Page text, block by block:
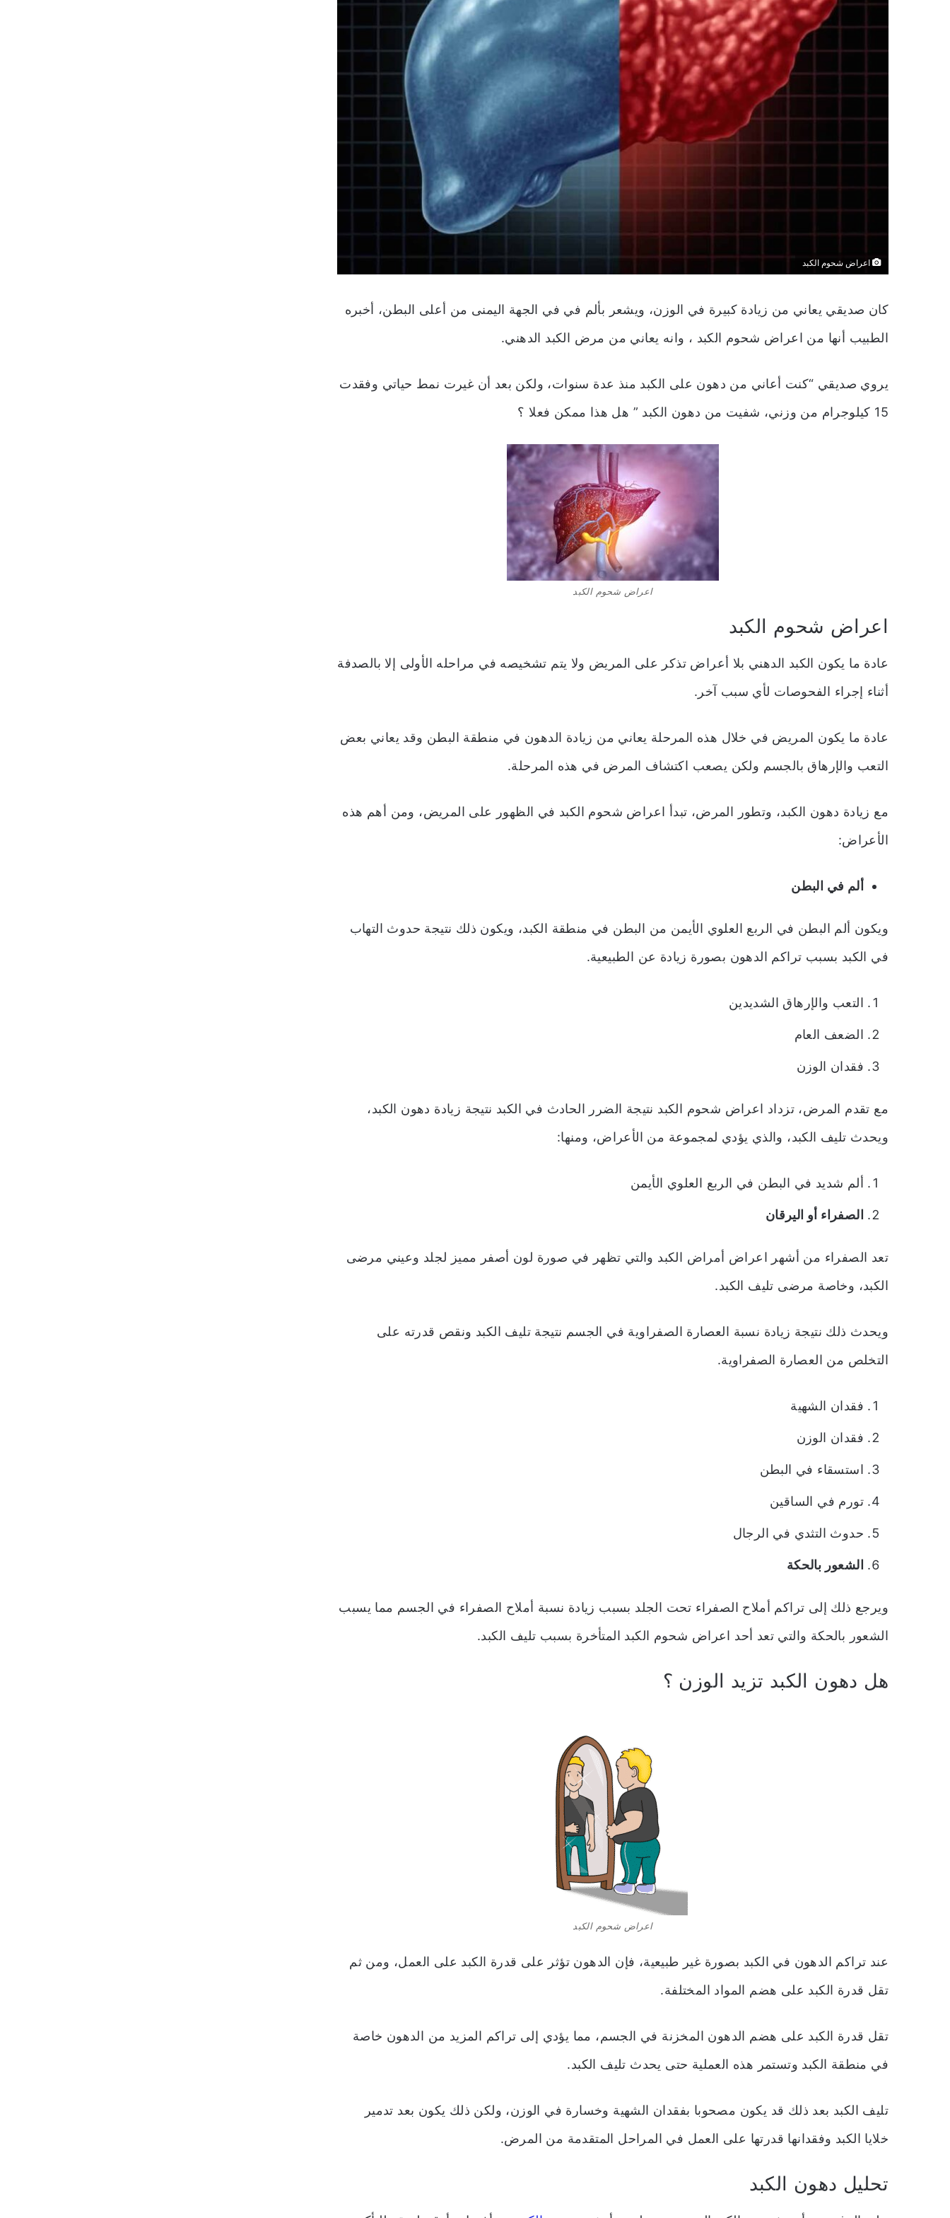
اعراض شحوم الكبد
كان صديقي يعاني من زيادة كبيرة في الوزن، ويشعر بألم في في الجهة اليمنى من أعلى البطن، أخبره
الطبيب أنها من اعراض شحوم الكبد ، وانه يعاني من مرض الكبد الدهني.
يروي صديقي “كنت أعاني من دهون على الكبد منذ عدة سنوات، ولكن بعد أن غيرت نمط حياتي وفقدت
15 كيلوجرام من وزني، شفيت من دهون الكبد ” هل هذا ممكن فعلا ؟
اعراض شحوم الكبد
اعراض شحوم الكبد
عادة ما يكون الكبد الدهني بلا أعراض تذكر على المريض ولا يتم تشخيصه في مراحله الأولى إلا بالصدفة
أثناء إجراء الفحوصات لأي سبب آخر.
عادة ما يكون المريض في خلال هذه المرحلة يعاني من زيادة الدهون في منطقة البطن وقد يعاني بعض
التعب والإرهاق بالجسم ولكن يصعب اكتشاف المرض في هذه المرحلة.
مع زيادة دهون الكبد، وتطور المرض، تبدأ اعراض شحوم الكبد في الظهور على المريض، ومن أهم هذه
الأعراض:
ألم في البطن
ويكون ألم البطن في الربع العلوي الأيمن من البطن في منطقة الكبد، ويكون ذلك نتيجة حدوث التهاب
في الكبد بسبب تراكم الدهون بصورة زيادة عن الطبيعية.
التعب والإرهاق الشديدين
الضعف العام
فقدان الوزن
مع تقدم المرض، تزداد اعراض شحوم الكبد نتيجة الضرر الحادث في الكبد نتيجة زيادة دهون الكبد،
ويحدث تليف الكبد، والذي يؤدي لمجموعة من الأعراض، ومنها:
ألم شديد في البطن في الربع العلوي الأيمن
الصفراء أو اليرقان
تعد الصفراء من أشهر اعراض أمراض الكبد والتي تظهر في صورة لون أصفر مميز لجلد وعيني مرضى
الكبد، وخاصة مرضى تليف الكبد.
ويحدث ذلك نتيجة زيادة نسبة العصارة الصفراوية في الجسم نتيجة تليف الكبد ونقص قدرته على
التخلص من العصارة الصفراوية.
فقدان الشهية
فقدان الوزن
استسقاء في البطن
تورم في الساقين
حدوث التثدي في الرجال
الشعور بالحكة
ويرجع ذلك إلى تراكم أملاح الصفراء تحت الجلد بسبب زيادة نسبة أملاح الصفراء في الجسم مما يسبب
الشعور بالحكة والتي تعد أحد اعراض شحوم الكبد المتأخرة بسبب تليف الكبد.
هل دهون الكبد تزيد الوزن ؟
اعراض شحوم الكبد
عند تراكم الدهون في الكبد بصورة غير طبيعية، فإن الدهون تؤثر على قدرة الكبد على العمل، ومن ثم
تقل قدرة الكبد على هضم المواد المختلفة.
تقل قدرة الكبد على هضم الدهون المخزنة في الجسم، مما يؤدي إلى تراكم المزيد من الدهون خاصة
في منطقة الكبد وتستمر هذه العملية حتى يحدث تليف الكبد.
تليف الكبد بعد ذلك قد يكون مصحوبا بفقدان الشهية وخسارة في الوزن، ولكن ذلك يكون بعد تدمير
خلايا الكبد وفقدانها قدرتها على العمل في المراحل المتقدمة من المرض.
تحليل دهون الكبد